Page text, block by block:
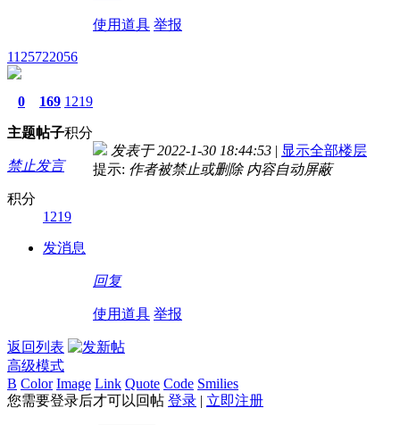
使用道具 举报
1125722056
0
主题
169
帖子
1219
积分
禁止发言
积分
1219
发消息
发表于 2022-1-30 18:44:53 | 显示全部楼层
提示: 作者被禁止或删除 内容自动屏蔽
回复
使用道具 举报
返回列表
高级模式
B Color Image Link Quote Code Smilies
您需要登录后才可以回帖 登录 | 立即注册